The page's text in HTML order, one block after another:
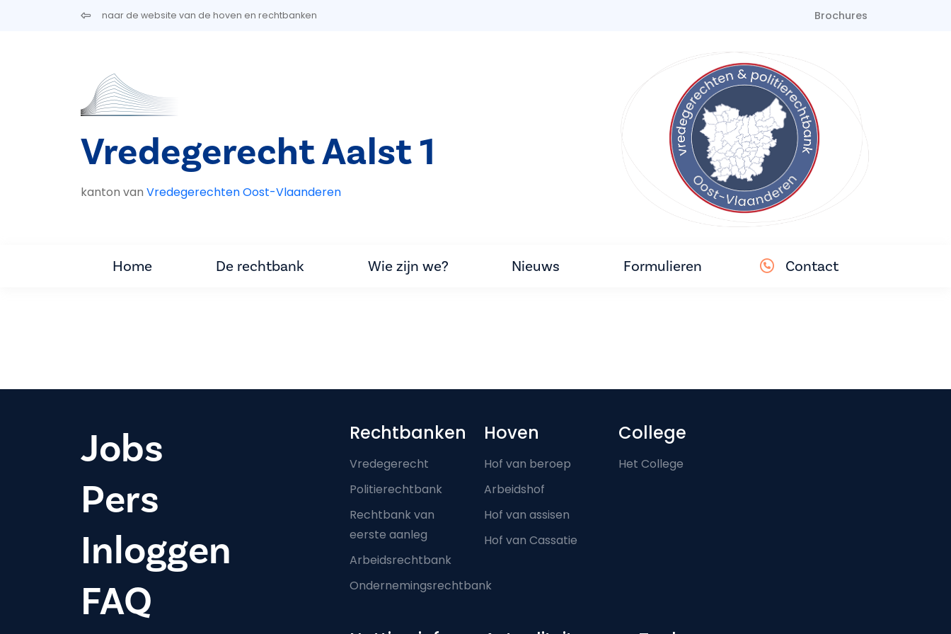
Overslaan en naar de inhoud gaannaar de website van de hoven en rechtbanken Brochures
Vredegerecht Aalst 1
kanton van Vredegerechten Oost-Vlaanderen
Home De rechtbank Wie zijn we? Nieuws Formulieren Contact
Jobs
Pers
Inloggen
FAQ
Footer-menu
Rechtbanken
Vredegerecht
Politierechtbank
Rechtbank van
eerste aanleg
Arbeidsrechtbank
Ondernemingsrechtbank
Hoven
Hof van beroep
Arbeidshof
Hof van assisen
Hof van Cassatie
College
Het College